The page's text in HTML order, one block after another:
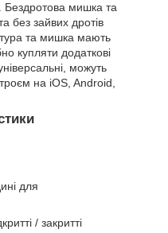
Бездротова мишка та
без зайвих дротів
та мишка мають
купляти додаткові
можуть
на iOS, Android,
для
/ закритті